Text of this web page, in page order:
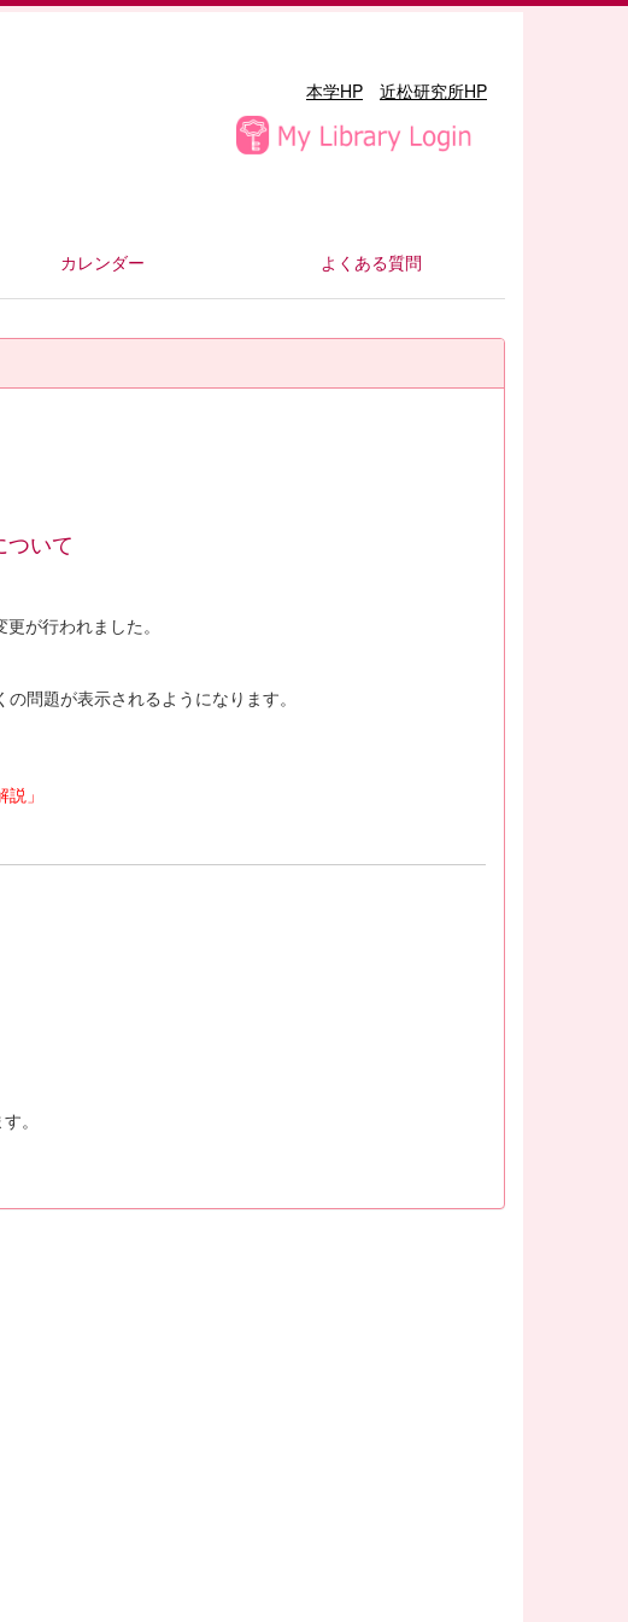
本学HP 近松研究所HP
カレンダー よくある質問
ついて
が行われました。
問題が表示されるようになります。
説」
。